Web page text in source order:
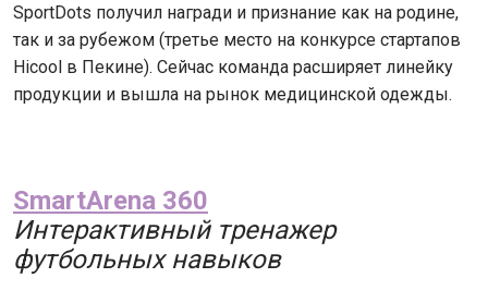
SportDots получил награди и признание как на родине,
так и за рубежом (третье место на конкурсе стартапов
Hicool в Пекине). Сейчас команда расширяет линейку
продукции и вышла на рынок медицинской одежды.
SmartArena 360
Интерактивный тренажер
футбольных навыков